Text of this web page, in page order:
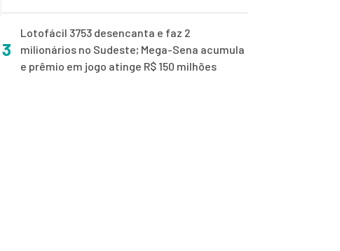
3
Lotofácil 3753 desencanta e faz 2
milionários no Sudeste; Mega-Sena acumula
e prêmio em jogo atinge R$ 150 milhões